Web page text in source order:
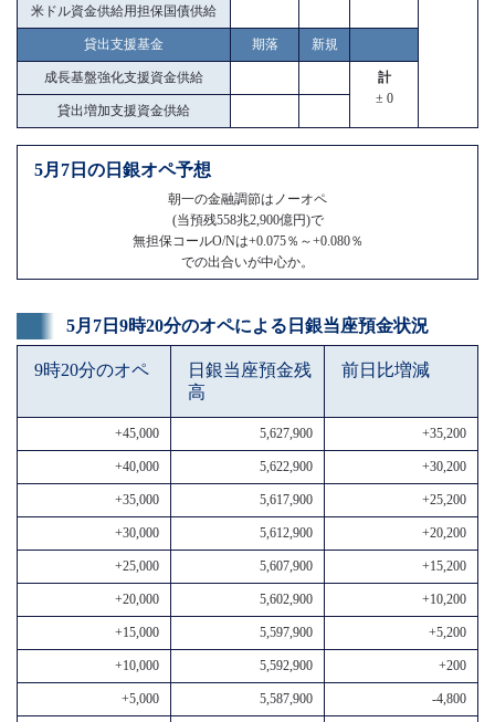
米ドル資金供給用担保国債供給
貸出支援基金 期落 新規
成長基盤強化支援資金供給
計
± 0
貸出増加支援資金供給
5月7日の日銀オペ予想
朝一の金融調節はノーオペ
(当預残558兆2,900億円)で
無担保コールO/Nは+0.075％～+0.080％
での出合いが中心か。
5月7日9時20分のオペによる日銀当座預金状況
9時20分のオペ
日銀当座預金残
高
前日比増減
+45,000 5,627,900 +35,200
+40,000 5,622,900 +30,200
+35,000 5,617,900 +25,200
+30,000 5,612,900 +20,200
+25,000 5,607,900 +15,200
+20,000 5,602,900 +10,200
+15,000 5,597,900 +5,200
+10,000 5,592,900 +200
+5,000 5,587,900 -4,800